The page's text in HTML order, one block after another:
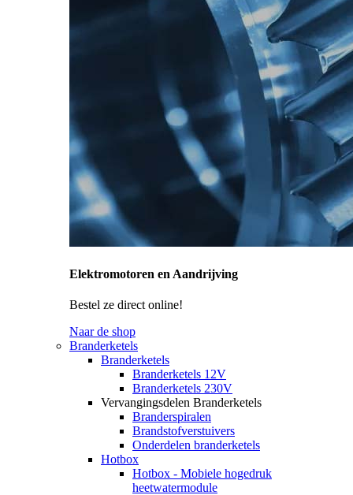
Elektromotoren en Aandrijving
Bestel ze direct online!
Naar de shop
Branderketels
Branderketels
Branderketels 12V
Branderketels 230V
Vervangingsdelen Branderketels
Branderspiralen
Brandstofverstuivers
Onderdelen branderketels
Hotbox
Hotbox - Mobiele hogedruk
heetwatermodule